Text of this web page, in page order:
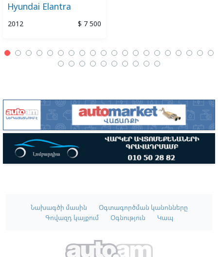
Hyundai Elantra
2012 $ 7 500
Նախագծի մասին
Օգտագործման կանոնները
Գովազդ կայքում
Օգնություն Կապ